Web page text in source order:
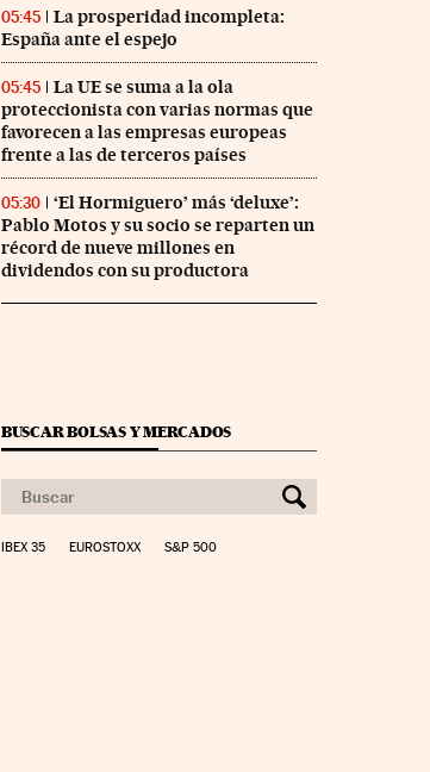
05:45
La prosperidad incompleta:
España ante el espejo
05:45
La UE se suma a la ola
proteccionista con varias normas que
favorecen a las empresas europeas
frente a las de terceros países
05:30
‘El Hormiguero’ más ‘deluxe’:
Pablo Motos y su socio se reparten un
récord de nueve millones en
dividendos con su productora
BUSCAR BOLSAS Y MERCADOS
IBEX 35 EUROSTOXX S&P 500